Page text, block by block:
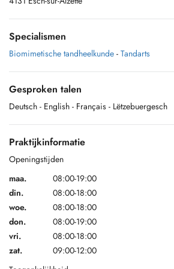
Specialismen
Biomimetische tandheelkunde - Tandarts
Gesproken talen
Deutsch - English - Français - Lëtzebuergesch
Praktijkinformatie
Openingstijden
maa.
08:00-19:00
din.
08:00-18:00
woe.
08:00-18:00
don.
08:00-19:00
vri.
08:00-18:00
zat.
09:00-12:00